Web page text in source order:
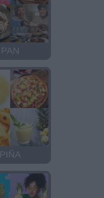
PAN
PIÑA